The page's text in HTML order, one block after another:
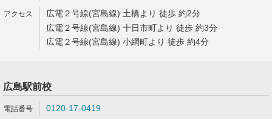
広電２号線(宮島線) 土橋より 徒歩 約2分
広電２号線(宮島線) 十日市町より 徒歩 約3分
広電２号線(宮島線) 小網町より 徒歩 約4分
広島駅前校
0120-17-0419